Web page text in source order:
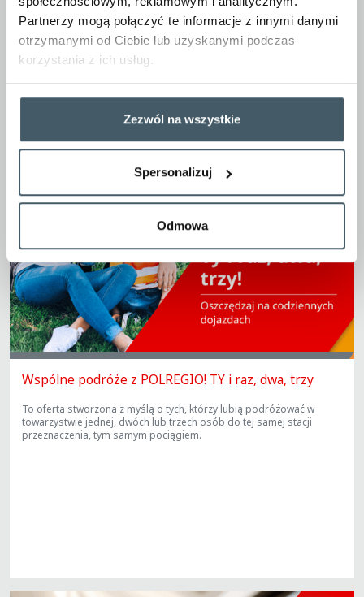
Partnerzy mogą połączyć te informacje z innymi danymi
otrzymanymi od Ciebie lub uzyskanymi podczas
korzystania z ich usług.
Zezwól na wszystkie
Spersonalizuj
Odmowa
Zobacz wszystkie artykuły
Inni interesowali się również:
Wspólne podróże z POLREGIO! TY i raz, dwa, trzy
To oferta stworzona z myślą o tych, którzy lubią podróżować w
towarzystwie jednej, dwóch lub trzech osób do tej samej stacji
przeznaczenia, tym samym pociągiem.